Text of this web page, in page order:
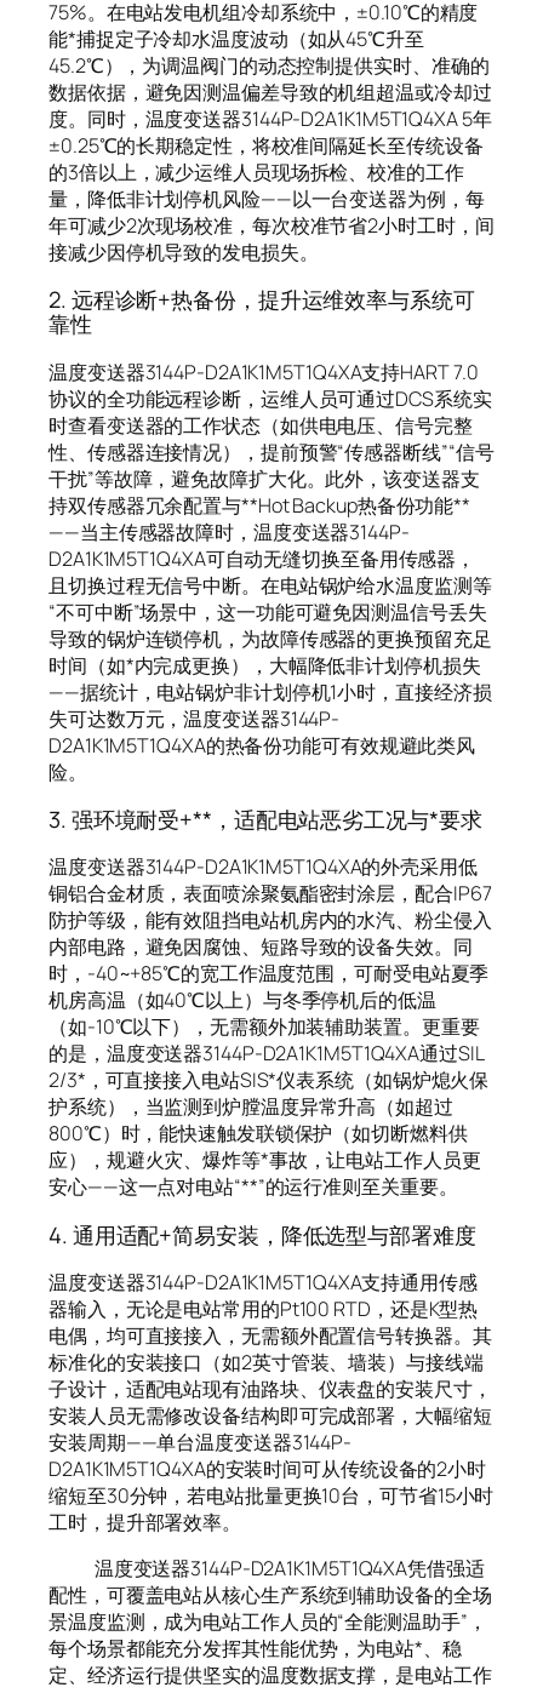
75%。在电站发电机组冷却系统中，±0.10℃的精度
能*捕捉定子冷却水温度波动（如从45℃升至
45.2℃），为调温阀门的动态控制提供实时、准确的
数据依据，避免因测温偏差导致的机组超温或冷却过
度。同时，温度变送器3144P-D2A1K1M5T1Q4XA 5年
±0.25℃的长期稳定性，将校准间隔延长至传统设备
的3倍以上，减少运维人员现场拆检、校准的工作
量，降低非计划停机风险——以一台变送器为例，每
年可减少2次现场校准，每次校准节省2小时工时，间
接减少因停机导致的发电损失。
2. 远程诊断+热备份，提升运维效率与系统可
靠性
温度变送器3144P-D2A1K1M5T1Q4XA支持HART 7.0
协议的全功能远程诊断，运维人员可通过DCS系统实
时查看变送器的工作状态（如供电电压、信号完整
性、传感器连接情况），提前预警“传感器断线”“信号
干扰”等故障，避免故障扩大化。此外，该变送器支
持双传感器冗余配置与**Hot Backup热备份功能**
——当主传感器故障时，温度变送器3144P-
D2A1K1M5T1Q4XA可自动无缝切换至备用传感器，
且切换过程无信号中断。在电站锅炉给水温度监测等
“不可中断”场景中，这一功能可避免因测温信号丢失
导致的锅炉连锁停机，为故障传感器的更换预留充足
时间（如*内完成更换），大幅降低非计划停机损失
——据统计，电站锅炉非计划停机1小时，直接经济损
失可达数万元，温度变送器3144P-
D2A1K1M5T1Q4XA的热备份功能可有效规避此类风
险。
3. 强环境耐受+**，适配电站恶劣工况与*要求
温度变送器3144P-D2A1K1M5T1Q4XA的外壳采用低
铜铝合金材质，表面喷涂聚氨酯密封涂层，配合IP67
防护等级，能有效阻挡电站机房内的水汽、粉尘侵入
内部电路，避免因腐蚀、短路导致的设备失效。同
时，-40~+85℃的宽工作温度范围，可耐受电站夏季
机房高温（如40℃以上）与冬季停机后的低温
（如-10℃以下），无需额外加装辅助装置。更重要
的是，温度变送器3144P-D2A1K1M5T1Q4XA通过SIL
2/3*，可直接接入电站SIS*仪表系统（如锅炉熄火保
护系统），当监测到炉膛温度异常升高（如超过
800℃）时，能快速触发联锁保护（如切断燃料供
应），规避火灾、爆炸等*事故，让电站工作人员更
安心——这一点对电站“**”的运行准则至关重要。
4. 通用适配+简易安装，降低选型与部署难度
温度变送器3144P-D2A1K1M5T1Q4XA支持通用传感
器输入，无论是电站常用的Pt100 RTD，还是K型热
电偶，均可直接接入，无需额外配置信号转换器。其
标准化的安装接口（如2英寸管装、墙装）与接线端
子设计，适配电站现有油路块、仪表盘的安装尺寸，
安装人员无需修改设备结构即可完成部署，大幅缩短
安装周期——单台温度变送器3144P-
D2A1K1M5T1Q4XA的安装时间可从传统设备的2小时
缩短至30分钟，若电站批量更换10台，可节省15小时
工时，提升部署效率。
温度变送器3144P-D2A1K1M5T1Q4XA凭借强适
配性，可覆盖电站从核心生产系统到辅助设备的全场
景温度监测，成为电站工作人员的“全能测温助手”，
每个场景都能充分发挥其性能优势，为电站*、稳
定、经济运行提供坚实的温度数据支撑，是电站工作